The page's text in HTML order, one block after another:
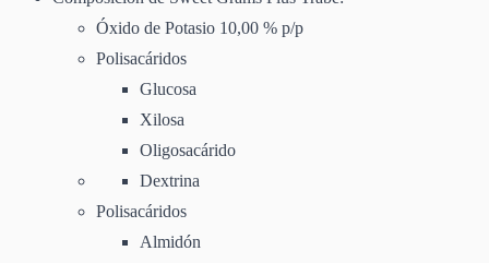
Óxido de Potasio 10,00 % p/p
Polisacáridos
Glucosa
Xilosa
Oligosacárido
Dextrina
Polisacáridos
Almidón